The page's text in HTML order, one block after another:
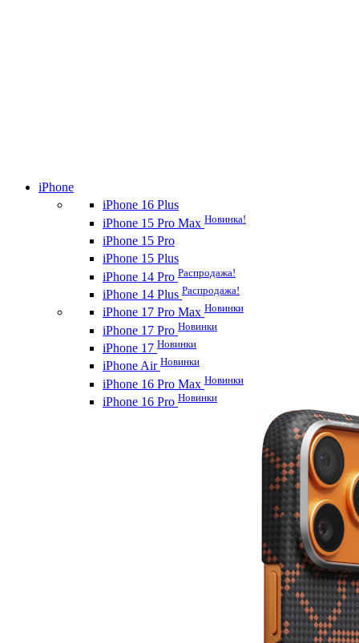
iPhone
iPhone 16 Plus
iPhone 15 Pro Max Новинка!
iPhone 15 Pro
iPhone 15 Plus
iPhone 14 Pro Распродажа!
iPhone 14 Plus Распродажа!
iPhone 17 Pro Max Новинки
iPhone 17 Pro Новинки
iPhone 17 Новинки
iPhone Air Новинки
iPhone 16 Pro Max Новинки
iPhone 16 Pro Новинки